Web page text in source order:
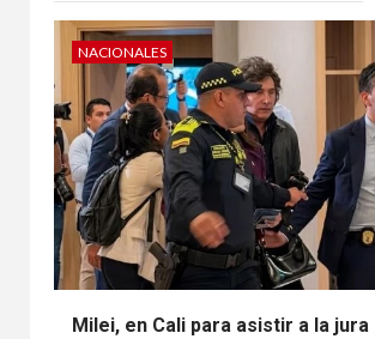
NACIONALES
Milei, en Cali para asistir a la jura